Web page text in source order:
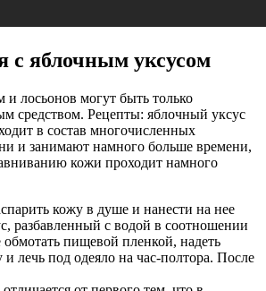
с яблочным уксусом
лосьонов могут быть только
средством. Рецепты: яблочный уксус
в состав многочисленных
и занимают намного больше времени,
кожи проходит намного
кожу в душе и нанести на нее
разбавленный с водой в соотношении
обмотать пищевой пленкой, надеть
лечь под одеяло на час-полтора. После